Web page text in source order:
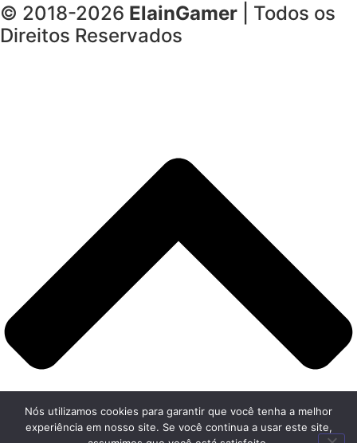
© 2018-2026 ElainGamer | Todos os
Direitos Reservados
Nós utilizamos cookies para garantir que você tenha a melhor
experiência em nosso site. Se você continua a usar este site,